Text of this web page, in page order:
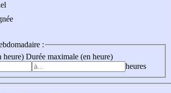
:
heure) Durée maximale (en heure)
heures